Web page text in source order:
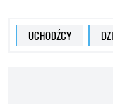
UCHODŹCY